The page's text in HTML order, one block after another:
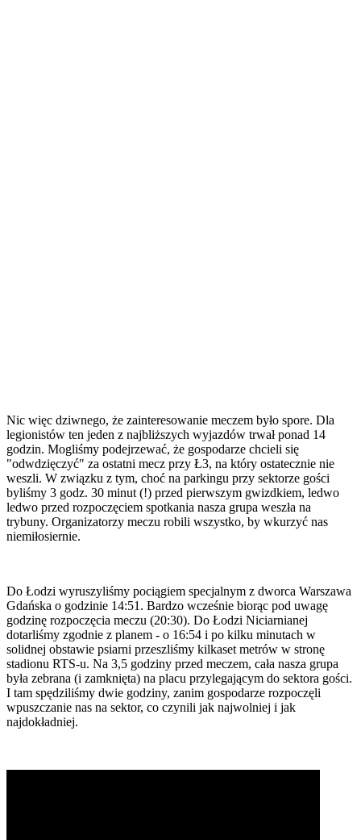
Nic więc dziwnego, że zainteresowanie meczem było spore. Dla
legionistów ten jeden z najbliższych wyjazdów trwał ponad 14
godzin. Mogliśmy podejrzewać, że gospodarze chcieli się
"odwdzięczyć" za ostatni mecz przy Ł3, na który ostatecznie nie
weszli. W związku z tym, choć na parkingu przy sektorze gości
byliśmy 3 godz. 30 minut (!) przed pierwszym gwizdkiem, ledwo
ledwo przed rozpoczęciem spotkania nasza grupa weszła na
trybuny. Organizatorzy meczu robili wszystko, by wkurzyć nas
niemiłosiernie.
Do Łodzi wyruszyliśmy pociągiem specjalnym z dworca Warszawa
Gdańska o godzinie 14:51. Bardzo wcześnie biorąc pod uwagę
godzinę rozpoczęcia meczu (20:30). Do Łodzi Niciarnianej
dotarliśmy zgodnie z planem - o 16:54 i po kilku minutach w
solidnej obstawie psiarni przeszliśmy kilkaset metrów w stronę
stadionu RTS-u. Na 3,5 godziny przed meczem, cała nasza grupa
była zebrana (i zamknięta) na placu przylegającym do sektora gości.
I tam spędziliśmy dwie godziny, zanim gospodarze rozpoczęli
wpuszczanie nas na sektor, co czynili jak najwolniej i jak
najdokładniej.